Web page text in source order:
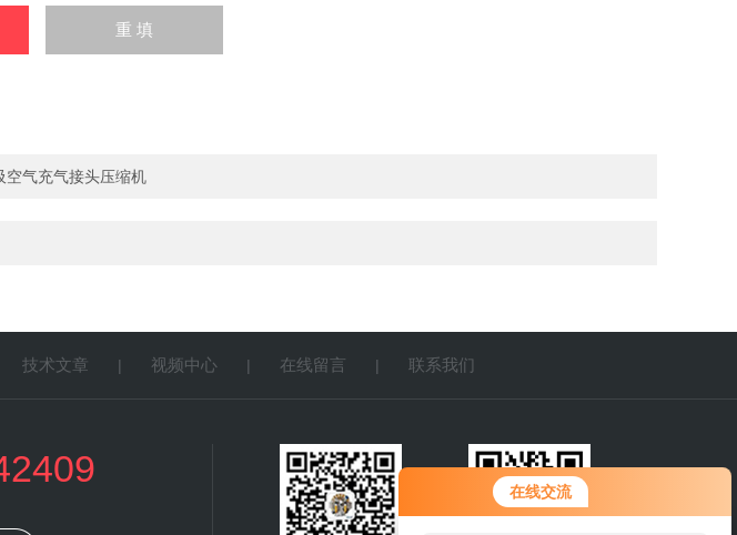
在线交流
您好！欢迎前来咨询，很高兴为您
服务，请问您要咨询什么问题呢？
气充气接头压缩机
技术文章 | 视频中心 | 在线留言 | 联系我们